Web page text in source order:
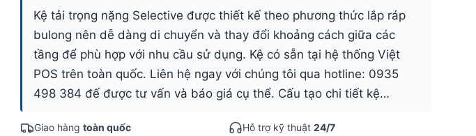
Kệ tải trọng nặng Selective được thiết kế theo phương thức lắp ráp
bulong nên dễ dàng di chuyển và thay đổi khoảng cách giữa các
tầng để phù hợp với nhu cầu sử dụng. Kệ có sẵn tại hệ thống Việt
POS trên toàn quốc. Liên hệ ngay với chúng tôi qua hotline: 0935
498 384 đế được tư vấn và báo giá cụ thể. Cấu tạo chi tiết kệ…
Giao hàng toàn quốc Hỗ trợ kỹ thuật 24/7